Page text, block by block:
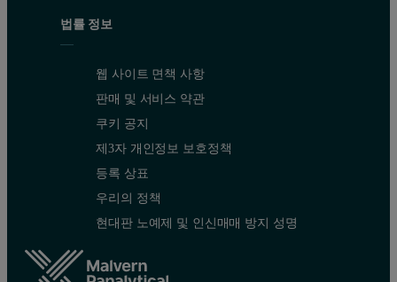
법률 정보
웹 사이트 면책 사항
판매 및 서비스 약관
쿠키 공지
제3자 개인정보 보호정책
등록 상표
우리의 정책
현대판 노예제 및 인신매매 방지 성명